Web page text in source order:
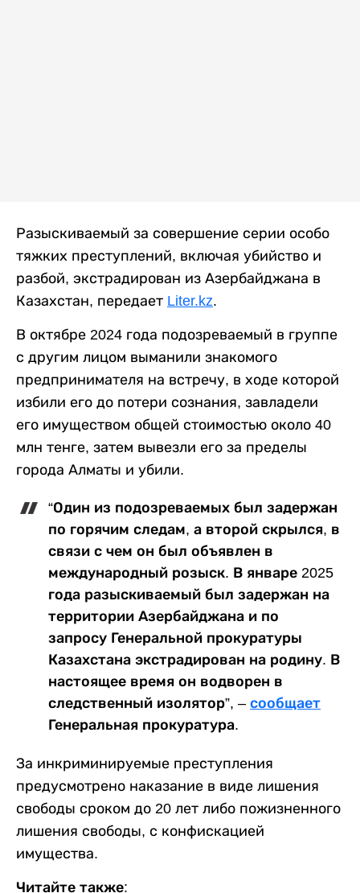
Разыскиваемый за совершение серии особо
тяжких преступлений, включая убийство и
разбой, экстрадирован из Азербайджана в
Казахстан, передает Liter.kz.
В октябре 2024 года подозреваемый в группе
с другим лицом выманили знакомого
предпринимателя на встречу, в ходе которой
избили его до потери сознания, завладели
его имуществом общей стоимостью около 40
млн тенге, затем вывезли его за пределы
города Алматы и убили.
“Один из подозреваемых был задержан
по горячим следам, а второй скрылся, в
связи с чем он был объявлен в
международный розыск. В январе 2025
года разыскиваемый был задержан на
территории Азербайджана и по
запросу Генеральной прокуратуры
Казахстана экстрадирован на родину. В
настоящее время он водворен в
следственный изолятор”, – сообщает
Генеральная прокуратура.
За инкриминируемые преступления
предусмотрено наказание в виде лишения
свободы сроком до 20 лет либо пожизненного
лишения свободы, с конфискацией
имущества.
Читайте также: